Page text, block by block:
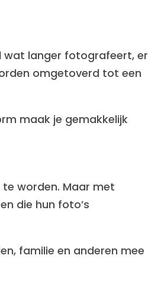
wat langer fotografeert, er
omgetoverd tot een
maak je gemakkelijk
worden. Maar met
die hun foto’s
familie en anderen mee